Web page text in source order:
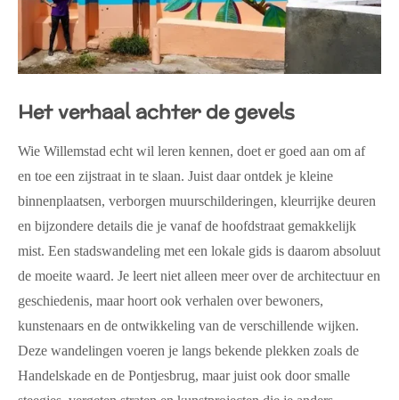
Het verhaal achter de gevels
Wie Willemstad echt wil leren kennen, doet er goed aan om af
en toe een zijstraat in te slaan. Juist daar ontdek je kleine
binnenplaatsen, verborgen muurschilderingen, kleurrijke deuren
en bijzondere details die je vanaf de hoofdstraat gemakkelijk
mist. Een stadswandeling met een lokale gids is daarom absoluut
de moeite waard. Je leert niet alleen meer over de architectuur en
geschiedenis, maar hoort ook verhalen over bewoners,
kunstenaars en de ontwikkeling van de verschillende wijken.
Deze wandelingen voeren je langs bekende plekken zoals de
Handelskade en de Pontjesbrug, maar juist ook door smalle